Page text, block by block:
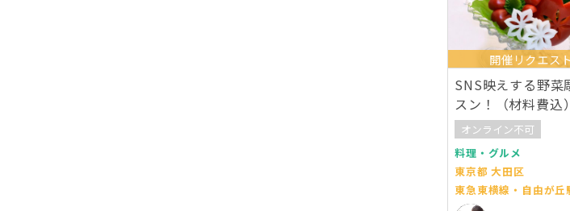
開催リクエス
SNS映えする野菜
スン！（材料費込）
オンライン不可
料理・グルメ
東京都 大田区
東急東横線・自由が丘